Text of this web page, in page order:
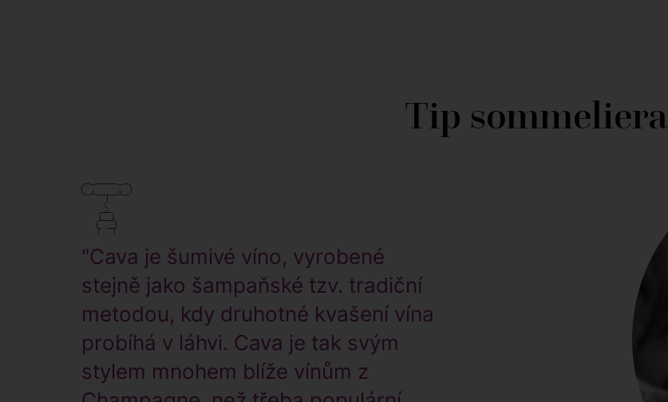
Tip sommeliera
"Cava je šumivé víno, vyrobené
stejně jako šampaňské tzv. tradiční
metodou, kdy druhotné kvašení vína
probíhá v láhvi. Cava je tak svým
stylem mnohem blíže vínům z